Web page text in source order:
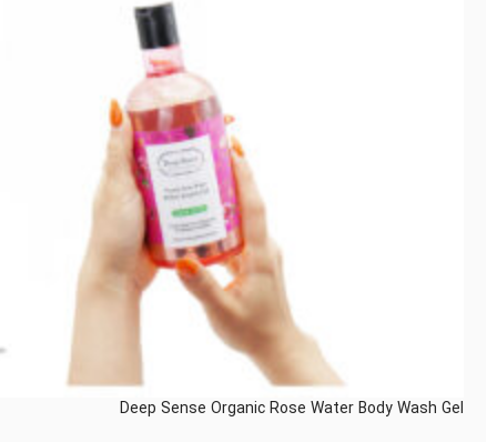
Deep Sense Organic Rose Water Body Wash Gel